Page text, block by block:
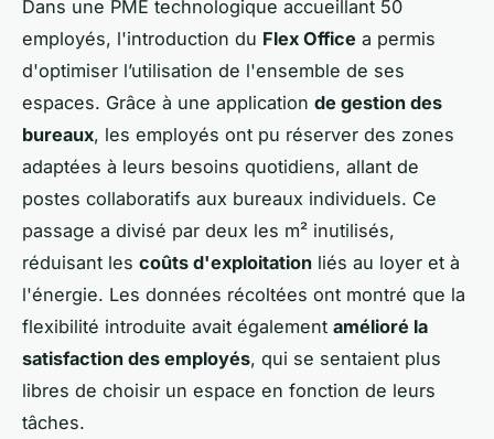
Dans une PME technologique accueillant 50
employés, l'introduction du Flex Office a permis
d'optimiser l’utilisation de l'ensemble de ses
espaces. Grâce à une application de gestion des
bureaux, les employés ont pu réserver des zones
adaptées à leurs besoins quotidiens, allant de
postes collaboratifs aux bureaux individuels. Ce
passage a divisé par deux les m² inutilisés,
réduisant les coûts d'exploitation liés au loyer et à
l'énergie. Les données récoltées ont montré que la
flexibilité introduite avait également amélioré la
satisfaction des employés, qui se sentaient plus
libres de choisir un espace en fonction de leurs
tâches.